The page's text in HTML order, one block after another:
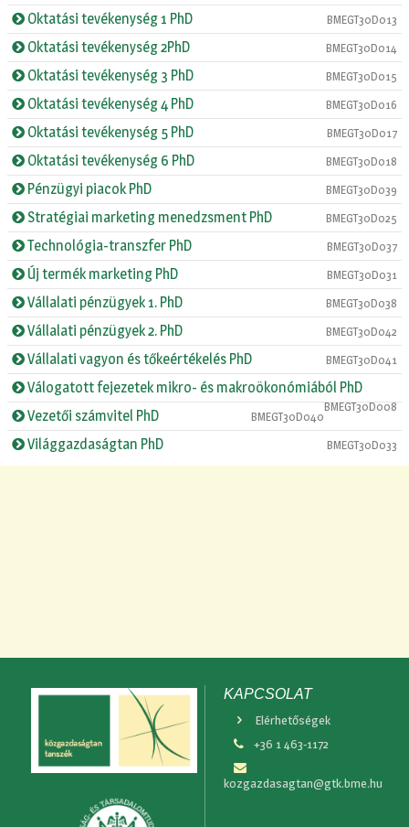
Oktatási tevékenység 1 PhD BMEGT30D013
Oktatási tevékenység 2PhD BMEGT30D014
Oktatási tevékenység 3 PhD BMEGT30D015
Oktatási tevékenység 4 PhD BMEGT30D016
Oktatási tevékenység 5 PhD BMEGT30D017
Oktatási tevékenység 6 PhD BMEGT30D018
Pénzügyi piacok PhD BMEGT30D039
Stratégiai marketing menedzsment PhD BMEGT30D025
Technológia-transzfer PhD BMEGT30D037
Új termék marketing PhD BMEGT30D031
Vállalati pénzügyek 1. PhD BMEGT30D038
Vállalati pénzügyek 2. PhD BMEGT30D042
Vállalati vagyon és tőkeértékelés PhD BMEGT30D041
Válogatott fejezetek mikro- és makroökonómiából PhD
BMEGT30D008
Vezetői számvitel PhD BMEGT30D040
Világgazdaságtan PhD BMEGT30D033
KAPCSOLAT
Elérhetőségek
+36 1 463-1172
kozgazdasagtan@gtk.bme.hu